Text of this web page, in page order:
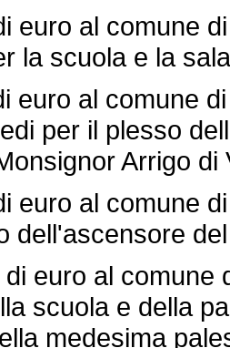
euro al comune
la scuola e la
euro al comune
per il plesso
Arrigo di
euro al comune
dell'ascensore
euro al
scuola e della
medesima